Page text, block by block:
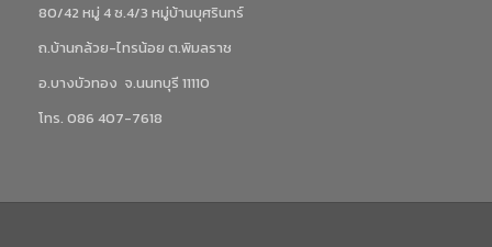
80/42 หมู่ 4 ซ.4/3 หมู่บ้านบุศรินทร์
ถ.บ้านกล้วย-ไทรน้อย ต.พิมลราช
อ.บางบัวทอง จ.นนทบุรี 11110
โทร. 086 407-7618